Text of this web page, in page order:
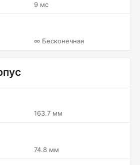
9 мс
∞ Бесконечная
163.7 мм
74.8 мм